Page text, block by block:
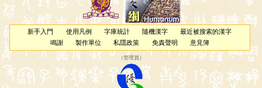
新手入門 使用凡例 字庫統計 隨機漢字
最近被搜索的漢字
鳴謝
製作單位 私隱政策 免責聲明 意見簿
（管理員 ）